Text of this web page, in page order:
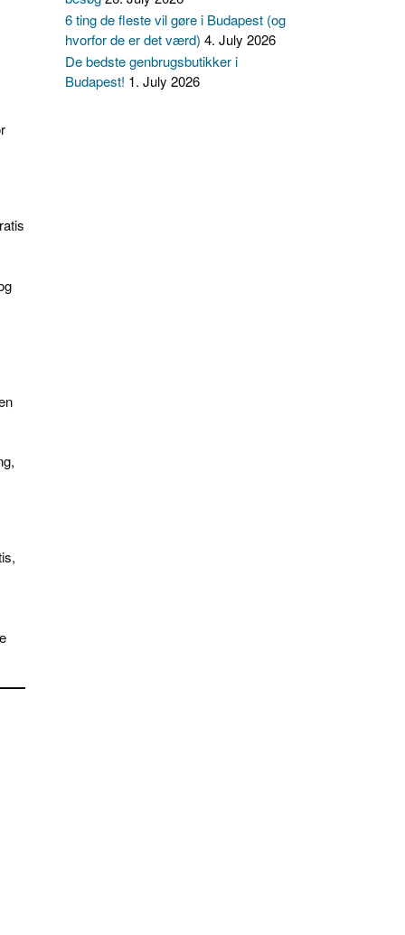
6 ting de fleste vil gøre i Budapest (og
hvorfor de er det værd) 4. July 2026
De bedste genbrugsbutikker i
Budapest! 1. July 2026